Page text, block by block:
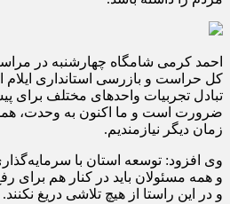
احمد کرمی شامگاه چهارشنبه در
کل حراست و بازرسی استانداری ایلام
تبادل تجربیات واحدهای مختلف برای
ضرورت است و ما اکنون به وحدت،
زمان دیگر نیازمندیم.
وی افزود: توسعه استان با
و همه مسئولان باید در کنار هم برای
و در این راستا از هیچ تلاشی دریغ نکنند.